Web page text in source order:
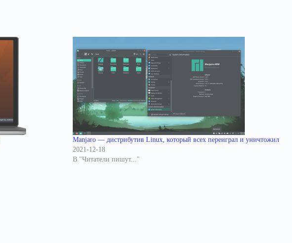
Manjaro — дистрибутив Linux, который всех переиграл и уничтожил
2021-12-18
В "Читатели пишут..."